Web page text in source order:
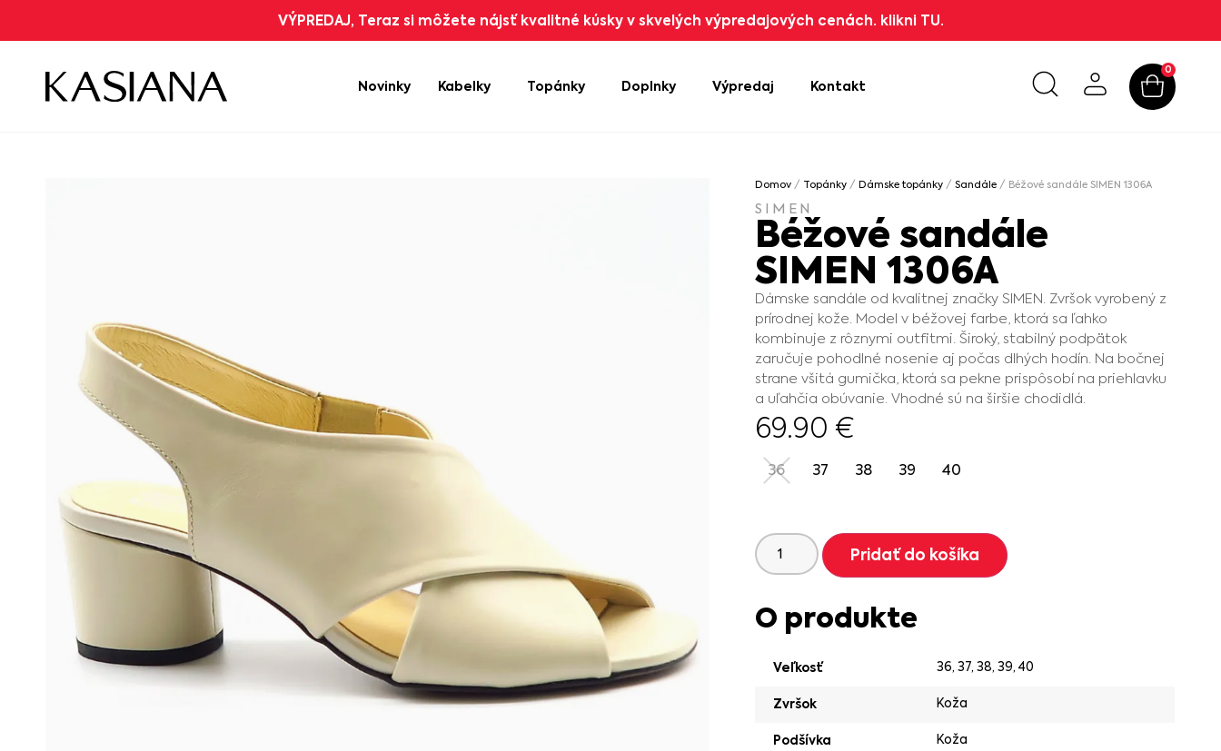
VÝPREDAJ, Teraz si môžete nájsť kvalitné kúsky v skvelých výpredajových cenách. klikni TU.
Novinky Kabelky Topánky Doplnky Výpredaj Kontakt
0
Domov / Topánky /Dámske topánky /Sandále / Béžové sandále SIMEN 1306A
SIMEN
Béžové sandále
SIMEN 1306A
Dámske sandále od kvalitnej značky SIMEN. Zvršok vyrobený z
prírodnej kože. Model v béžovej farbe, ktorá sa ľahko
kombinuje z rôznymi outfitmi. Široký, stabilný podpätok
zaručuje pohodlné nosenie aj počas dlhých hodín. Na bočnej
strane všitá gumička, ktorá sa pekne prispôsobí na priehlavku
a uľahčia obúvanie. Vhodné sú na širšie chodidlá.
69.90€
36 37 38 39 40
Pridať do košíka
O produkte
Veľkosť 36,37,38,39,40
Zvršok Koža
Podšívka Koža